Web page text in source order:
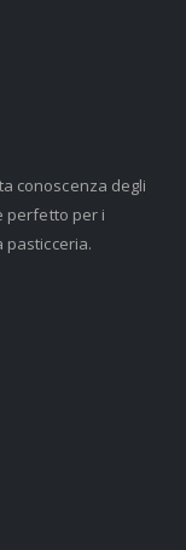
conoscenza degli
perfetto per i